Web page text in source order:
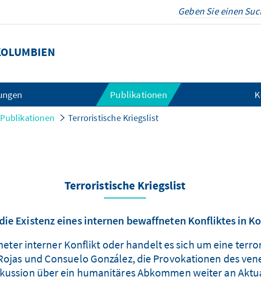
Publikationen
Publikationen Terroristische Kriegslist
Terroristische Kriegslist
Existenz eines internen bewaffneten Konfliktes in
interner Konflikt oder handelt es sich um eine
und Consuelo González, die Provokationen des
über ein humanitäres Abkommen weiter an